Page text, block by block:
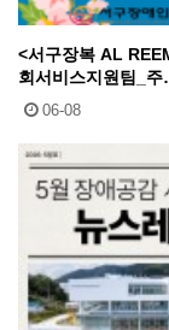
<서구장복 AL
회서비스지원팀_
06-08